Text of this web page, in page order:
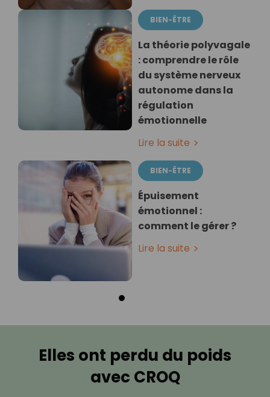
BIEN-ÊTRE
La théorie polyvagale
: comprendre le rôle
du système nerveux
autonome dans la
régulation
émotionnelle
Lire la suite
BIEN-ÊTRE
Épuisement
émotionnel :
comment le gérer ?
Lire la suite
Elles ont perdu du poids
avec CROQ